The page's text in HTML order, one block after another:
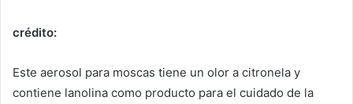
crédito:
Este aerosol para moscas tiene un olor a citronela y
contiene lanolina como producto para el cuidado de la